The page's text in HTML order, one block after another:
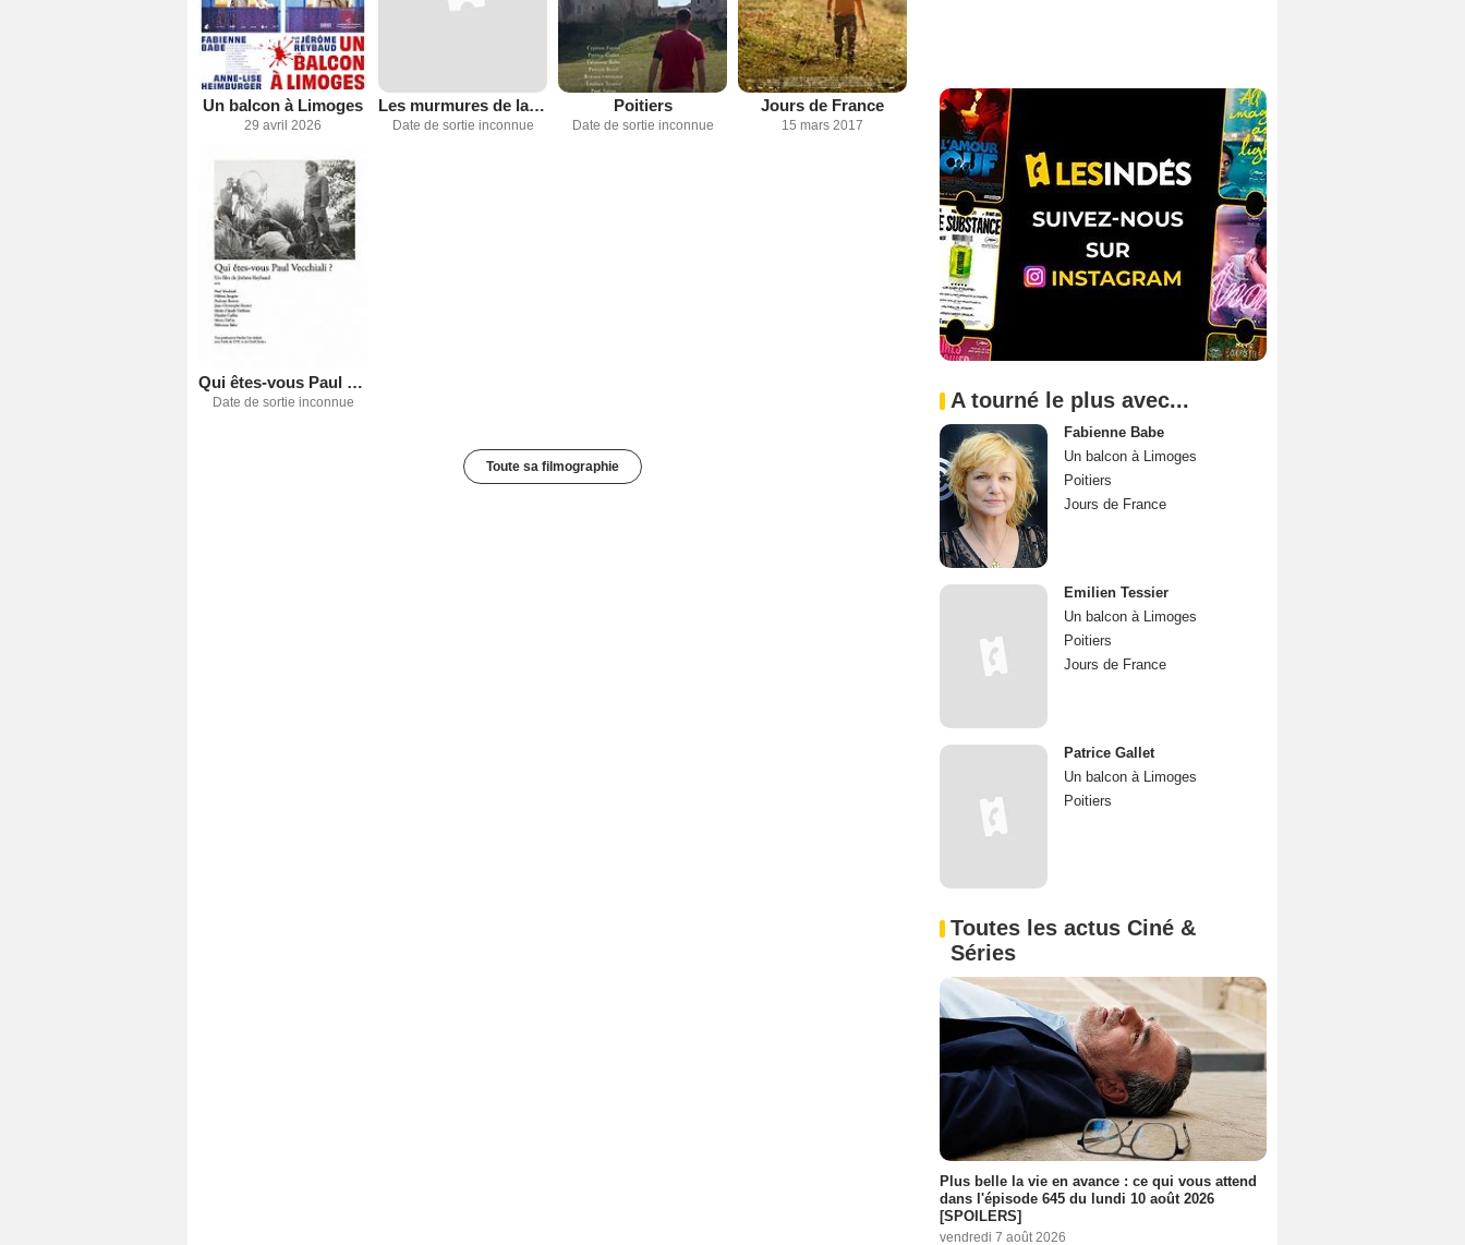
Un balcon à Limoges
29 avril 2026
Les murmures de la forêt
Date de sortie inconnue
Poitiers
Date de sortie inconnue
Jours de France
15 mars 2017
Qui êtes-vous Paul Vecchiali ?
Date de sortie inconnue
Toute sa filmographie
A tourné le plus avec...
Fabienne Babe
Un balcon à Limoges
Poitiers
Jours de France
Emilien Tessier
Un balcon à Limoges
Poitiers
Jours de France
Patrice Gallet
Un balcon à Limoges
Poitiers
Toutes les actus Ciné &
Séries
Plus belle la vie en avance : ce qui vous attend
dans l'épisode 645 du lundi 10 août 2026
[SPOILERS]
vendredi 7 août 2026